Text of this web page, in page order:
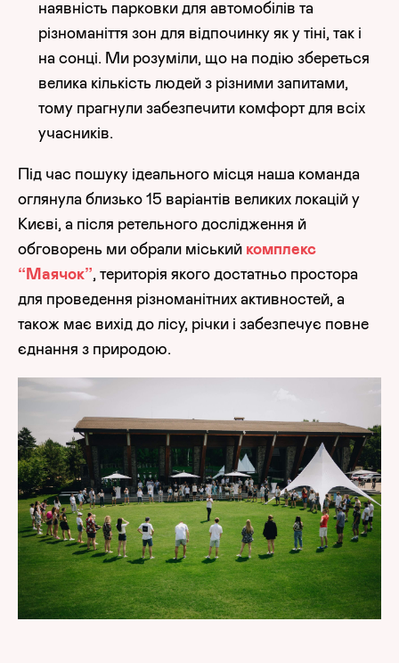
наявність парковки для автомобілів та
різноманіття зон для відпочинку як у тіні, так і
на сонці. Ми розуміли, що на подію збереться
велика кількість людей з різними запитами,
тому прагнули забезпечити комфорт для всіх
учасників.
Під час пошуку ідеального місця наша команда
оглянула близько 15 варіантів великих локацій у
Києві, а після ретельного дослідження й
обговорень ми обрали міський комплекс
“Маячок”, територія якого достатньо простора
для проведення різноманітних активностей, а
також має вихід до лісу, річки і забезпечує повне
єднання з природою.